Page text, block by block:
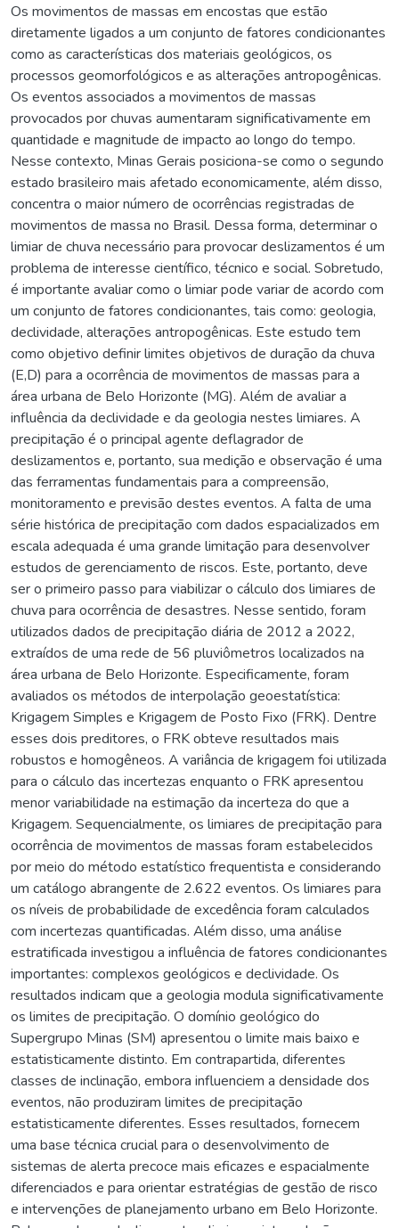
Os movimentos de massas em encostas que estão
diretamente ligados a um conjunto de fatores condicionantes
como as características dos materiais geológicos, os
processos geomorfológicos e as alterações antropogênicas.
Os eventos associados a movimentos de massas
provocados por chuvas aumentaram significativamente em
quantidade e magnitude de impacto ao longo do tempo.
Nesse contexto, Minas Gerais posiciona-se como o segundo
estado brasileiro mais afetado economicamente, além disso,
concentra o maior número de ocorrências registradas de
movimentos de massa no Brasil. Dessa forma, determinar o
limiar de chuva necessário para provocar deslizamentos é um
problema de interesse científico, técnico e social. Sobretudo,
é importante avaliar como o limiar pode variar de acordo com
um conjunto de fatores condicionantes, tais como: geologia,
declividade, alterações antropogênicas. Este estudo tem
como objetivo definir limites objetivos de duração da chuva
(E,D) para a ocorrência de movimentos de massas para a
área urbana de Belo Horizonte (MG). Além de avaliar a
influência da declividade e da geologia nestes limiares. A
precipitação é o principal agente deflagrador de
deslizamentos e, portanto, sua medição e observação é uma
das ferramentas fundamentais para a compreensão,
monitoramento e previsão destes eventos. A falta de uma
série histórica de precipitação com dados espacializados em
escala adequada é uma grande limitação para desenvolver
estudos de gerenciamento de riscos. Este, portanto, deve
ser o primeiro passo para viabilizar o cálculo dos limiares de
chuva para ocorrência de desastres. Nesse sentido, foram
utilizados dados de precipitação diária de 2012 a 2022,
extraídos de uma rede de 56 pluviômetros localizados na
área urbana de Belo Horizonte. Especificamente, foram
avaliados os métodos de interpolação geoestatística:
Krigagem Simples e Krigagem de Posto Fixo (FRK). Dentre
esses dois preditores, o FRK obteve resultados mais
robustos e homogêneos. A variância de krigagem foi utilizada
para o cálculo das incertezas enquanto o FRK apresentou
menor variabilidade na estimação da incerteza do que a
Krigagem. Sequencialmente, os limiares de precipitação para
ocorrência de movimentos de massas foram estabelecidos
por meio do método estatístico frequentista e considerando
um catálogo abrangente de 2.622 eventos. Os limiares para
os níveis de probabilidade de excedência foram calculados
com incertezas quantificadas. Além disso, uma análise
estratificada investigou a influência de fatores condicionantes
importantes: complexos geológicos e declividade. Os
resultados indicam que a geologia modula significativamente
os limites de precipitação. O domínio geológico do
Supergrupo Minas (SM) apresentou o limite mais baixo e
estatisticamente distinto. Em contrapartida, diferentes
classes de inclinação, embora influenciem a densidade dos
eventos, não produziram limites de precipitação
estatisticamente diferentes. Esses resultados, fornecem
uma base técnica crucial para o desenvolvimento de
sistemas de alerta precoce mais eficazes e espacialmente
diferenciados e para orientar estratégias de gestão de risco
e intervenções de planejamento urbano em Belo Horizonte.